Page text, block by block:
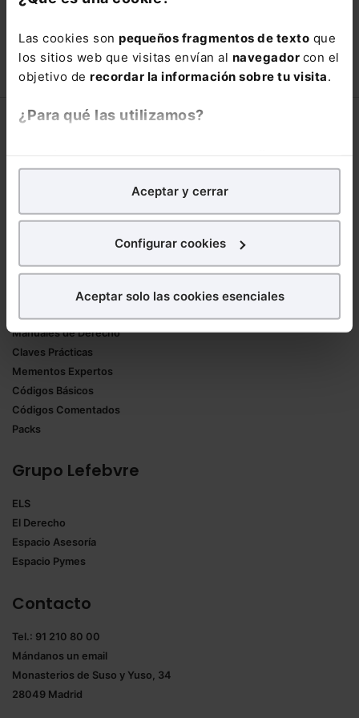
Las cookies son pequeños fragmentos de texto que
los sitios web que visitas envían al navegador con el
objetivo de recordar la información sobre tu visita.
¿Para qué las utilizamos?
analíticospara tratar demejorar tu experienciaen
nuestra página web. También con fines publicitarios,
para poder mostrarte publicidad y contenidos de tu
¿Qué puedes hacer?
experiencia en la web sea óptima
Puedesaceptar solo las esenciales
todas las cookies excepto aquellas imprescindibles.
También puedes
seleccionar solo aquellas que quieras permitir en tu
navegador. Si no seleccionas ninguna utilizaremos
Saber más acerca de las cookies
Aceptar y cerrar
Configurar cookies
Aceptar solo las cookies esenciales
110,00€ 66,00€
COMPRAR
Corporativo
Librerías asociadas
Productos
Manuales de Derecho
Claves Prácticas
Mementos Expertos
Códigos Básicos
Códigos Comentados
Packs
Grupo Lefebvre
ELS
El Derecho
Espacio Asesoría
Espacio Pymes
Contacto
Tel.: 91 210 80 00
Mándanos un email
Monasterios de Suso y Yuso, 34
28049 Madrid